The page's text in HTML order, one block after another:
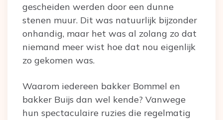
gescheiden werden door een dunne
stenen muur. Dit was natuurlijk bijzonder
onhandig, maar het was al zolang zo dat
niemand meer wist hoe dat nou eigenlijk
zo gekomen was.
Waarom iedereen bakker Bommel en
bakker Buijs dan wel kende? Vanwege
hun spectaculaire ruzies die regelmatig